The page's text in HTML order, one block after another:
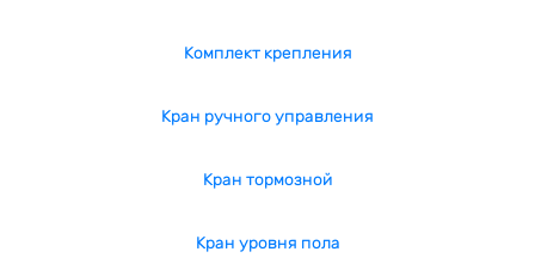
Комплект крепления
Кран ручного управления
Кран тормозной
Кран уровня пола